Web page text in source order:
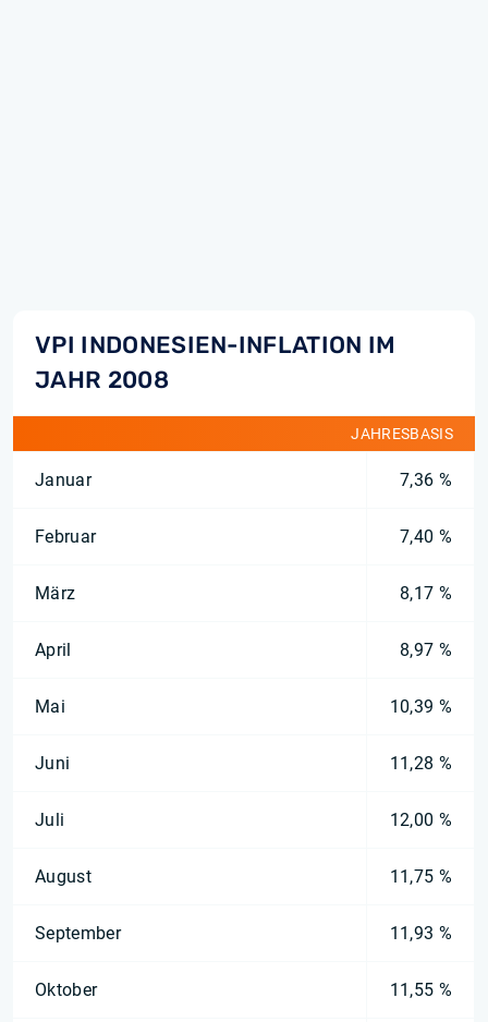
VPI INDONESIEN-INFLATION IM
JAHR 2008
JAHRESBASIS
Januar 7,36 %
Februar 7,40 %
März 8,17 %
April 8,97 %
Mai 10,39 %
Juni 11,28 %
Juli 12,00 %
August 11,75 %
September 11,93 %
Oktober 11,55 %